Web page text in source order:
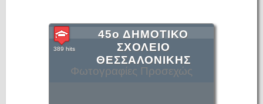
Φωτογραφίες Προσεχώς
45ο ΔΗΜΟΤΙΚΟ
ΣΧΟΛΕΙΟ
ΘΕΣΣΑΛΟΝΙΚΗΣ
389 hits